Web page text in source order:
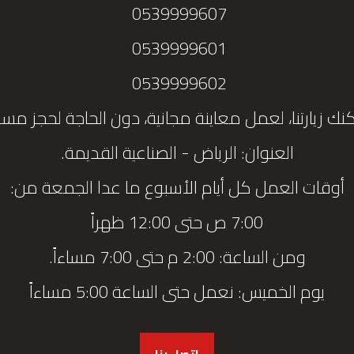
0539999607
0539999601
0539999602
زيارتنا، لعمل معاينة مجانية، دون الحاجة لحجز
العنوان: الرياض - الصناعية القديمة.
أوقات العمل كل أيام الأسبوع ما عدا الجمعة من:
7:00 ص حتى 12:00 ظهراً
ومن الساعة: 2:00 م حتى 7:00 مساءاً.
يوم الخميس: نعمل حتى الساعة 5:00 مساءاً